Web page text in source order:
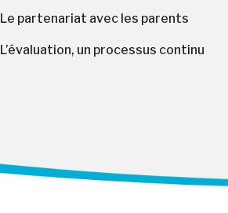
Le partenariat avec les parents
L’évaluation, un processus continu